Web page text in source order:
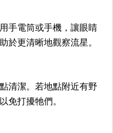
手電筒或手機，讓眼睛
於更清晰地觀察流星。
清潔。 若地點附近有野
免打擾牠們。